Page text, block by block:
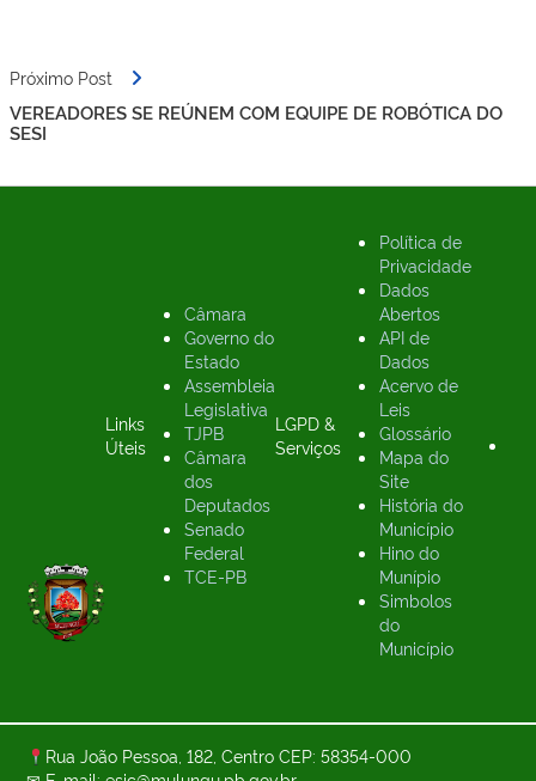
Próximo Post
VEREADORES SE REÚNEM COM EQUIPE DE ROBÓTICA DO
SESI
Links
Úteis
Câmara
Governo do
Estado
Assembleia
Legislativa
TJPB
Câmara
dos
Deputados
Senado
Federal
TCE-PB
LGPD &
Serviços
Política de
Privacidade
Dados
Abertos
API de
Dados
Acervo de
Leis
Glossário
Mapa do
Site
História do
Município
Hino do
Munípio
Simbolos
do
Município
Rua João Pessoa, 182, Centro CEP: 58354-000